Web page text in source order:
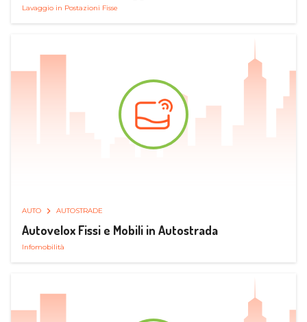
Lavaggio in Postazioni Fisse
AUTO AUTOSTRADE
Autovelox Fissi e Mobili in Autostrada
Infomobilità